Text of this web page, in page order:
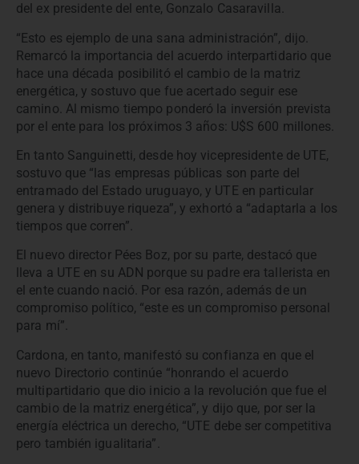
del ex presidente del ente, Gonzalo Casaravilla.
“Esto es ejemplo de una sana administración”, dijo.
Remarcó la importancia del acuerdo interpartidario que
hace una década posibilitó el cambio de la matriz
energética, y sostuvo que fue acertado seguir ese
camino. Al mismo tiempo ponderó la inversión prevista
por el ente para los próximos 3 años: U$S 600 millones.
En tanto Sanguinetti, desde hoy vicepresidente de UTE,
sostuvo que “las empresas públicas son parte del
entramado del Estado uruguayo, y UTE en particular
genera y distribuye riqueza”, y exhortó a “adaptarla a los
tiempos que corren”.
El nuevo director Pées Boz, por su parte, destacó que
lleva a UTE en su ADN porque su padre era tallerista en
el ente cuando nació. Por esa razón, además de un
compromiso político, “este es un compromiso personal
para mí”.
Cardona, en tanto, manifestó su confianza en que el
nuevo Directorio continúe “honrando el acuerdo
multipartidario que dio inicio a la revolución que fue el
cambio de la matriz energética”, y dijo que, por ser la
energía eléctrica un derecho, “UTE debe ser competitiva
pero también igualitaria”.